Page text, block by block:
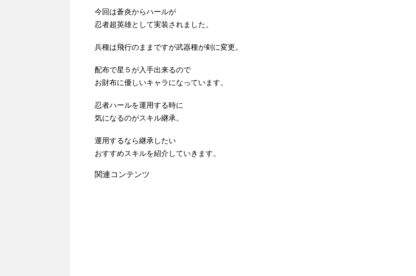
今回は蒼炎からハールが
忍者超英雄として実装されました。
兵種は飛行のままですが武器種が剣に変更。
配布で星５が入手出来るので
お財布に優しいキャラになっています。
忍者ハールを運用する時に
気になるのがスキル継承。
運用するなら継承したい
おすすめスキルを紹介していきます。
関連コンテンツ